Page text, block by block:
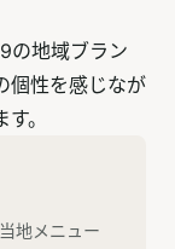
の地域ブラン
個性を感じなが
。
地メニュー